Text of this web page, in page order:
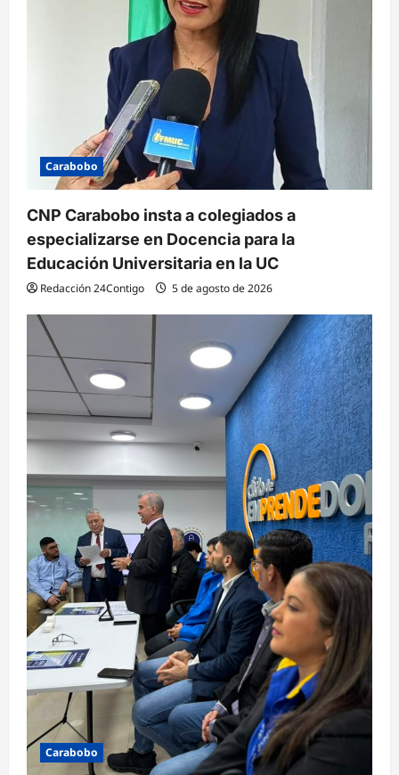
Carabobo
CNP Carabobo insta a colegiados a
especializarse en Docencia para la
Educación Universitaria en la UC
Redacción 24Contigo 5 de agosto de 2026
Carabobo